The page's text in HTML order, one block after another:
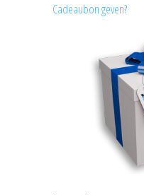
Cadeaubon geven?